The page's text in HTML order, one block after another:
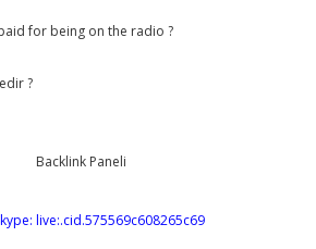
for being on the radio ?
?
live:.cid.575569c608265c69